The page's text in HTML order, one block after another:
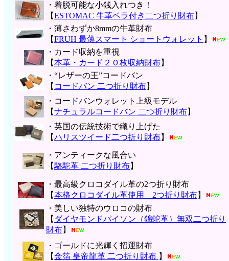
・着脱可能な小銭入れつき！
【ESTOMAC 牛革ベラ付き二つ折り財布】
・薄さわずか8mmの牛革財布
【FRUH 最薄スマート ショートウォレット 】
・カード収納を重視
【本革・カード２０枚収納財布】
・“レザーの王”コードバン
【 コードバン 二つ折り財布】
・コードバンウォレット上級モデル
【ナチュラルコードバン 二つ折り財布】
・英国の伝統技術で織り上げた
【ハリスツイード二つ折り財布】
・アンティークな風合い
【駱駝革 二つ折り財布】
・最高級クロコダイル革の2つ折り財布
【本格クロコダイル革使用 2つ折り財布】
・美しい独特のウロコの財布
【 ダイヤモンドパイソン（錦蛇革）無双二つ折り
財布】
・ゴールドに光輝く招運財布
【金箔 皇帝龍革 二つ折り財布 】